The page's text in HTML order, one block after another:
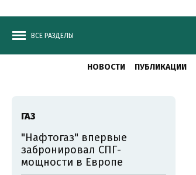
ВСЕ РАЗДЕЛЫ
НОВОСТИ ПУБЛИКАЦИИ
ГАЗ
"Нафтогаз" впервые
забронировал СПГ-
мощности в Европе